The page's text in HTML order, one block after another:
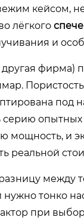
кейсом,
лёгкого
и
Пористость
под
серию
и
реальной
между
тонко
при